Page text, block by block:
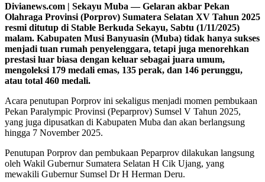
Divianews.com | Sekayu Muba — Gelaran akbar Pekan
Olahraga Provinsi (Porprov) Sumatera Selatan XV Tahun 2025
resmi ditutup di Stable Berkuda Sekayu, Sabtu (1/11/2025)
malam. Kabupaten Musi Banyuasin (Muba) tidak hanya sukses
menjadi tuan rumah penyelenggara, tetapi juga menorehkan
prestasi luar biasa dengan keluar sebagai juara umum,
mengoleksi 179 medali emas, 135 perak, dan 146 perunggu,
atau total 460 medali.
Acara penutupan Porprov ini sekaligus menjadi momen pembukaan
Pekan Paralympic Provinsi (Peparprov) Sumsel V Tahun 2025,
yang juga dipusatkan di Kabupaten Muba dan akan berlangsung
hingga 7 November 2025.
Penutupan Porprov dan pembukaan Peparprov dilakukan langsung
oleh Wakil Gubernur Sumatera Selatan H Cik Ujang, yang
mewakili Gubernur Sumsel Dr H Herman Deru.